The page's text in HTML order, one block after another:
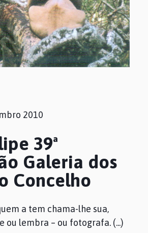
2010
39ª
Galeria dos
Concelho
a tem chama-lhe sua,
ou lembra – ou fotografa. (...)